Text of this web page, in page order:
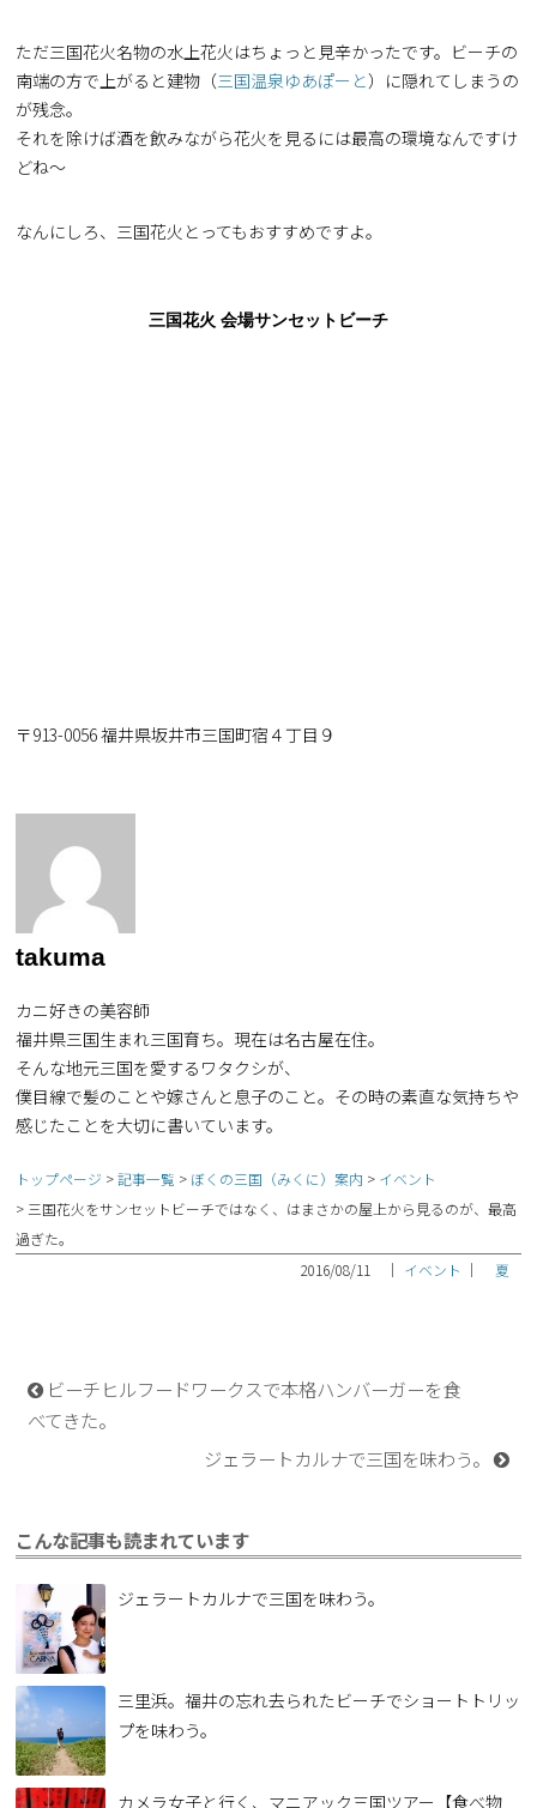
ただ三国花火名物の水上花火はちょっと見辛かったです。ビーチの
南端の方で上がると建物（三国温泉ゆあぽーと）に隠れてしまうの
が残念。
それを除けば酒を飲みながら花火を見るには最高の環境なんですけ
どね〜
なんにしろ、三国花火とってもおすすめですよ。
三国花火 会場サンセットビーチ
〒913-0056 福井県坂井市三国町宿４丁目９
takuma
カニ好きの美容師
福井県三国生まれ三国育ち。現在は名古屋在住。
そんな地元三国を愛するワタクシが、
僕目線で髪のことや嫁さんと息子のこと。その時の素直な気持ちや
感じたことを大切に書いています。
トップページ 記事一覧 ぼくの三国（みくに）案内
イベント
三国花火をサンセットビーチではなく、はまさかの屋上から見るのが、最高
過ぎた。
2016/08/11
｜ イベント ｜ 夏
ビーチヒルフードワークスで本格ハンバーガーを食
べてきた。
ジェラートカルナで三国を味わう。
こんな記事も読まれています
ジェラートカルナで三国を味わう。
三里浜。福井の忘れ去られたビーチでショートトリッ
プを味わう。
カメラ女子と行く、マニアック三国ツアー【食べ物